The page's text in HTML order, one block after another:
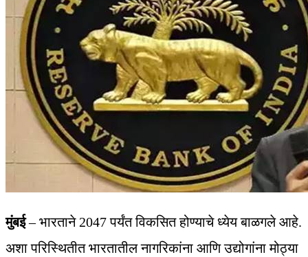
मुंबई– भारताने 2047 पर्यंत विकसित होण्याचे ध्येय बाळगले आहे.
अशा परिस्थितीत भारतातील नागरिकांना आणि उद्योगांना मोठ्या